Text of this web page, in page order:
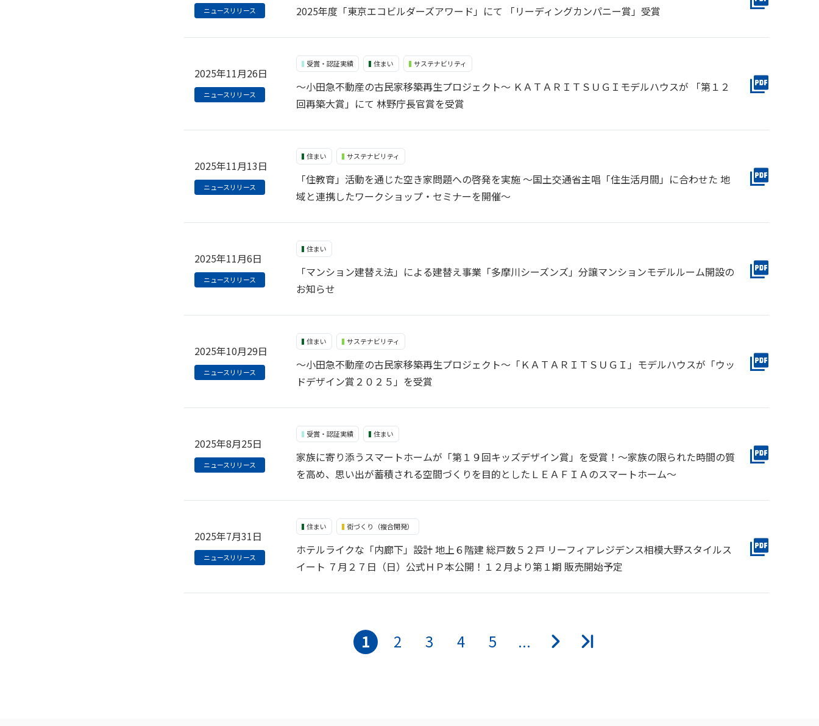
ニュースリリース 2025年度「東京エコビルダーズアワード」にて 「リーディングカンパニー賞」受賞
2025年11月26日
ニュースリリース
受賞・認証実績 住まい サステナビリティ
～小田急不動産の古民家移築再生プロジェクト～ ＫＡＴＡＲＩＴＳＵＧＩモデルハウスが 「第１２
回再築大賞」にて 林野庁長官賞を受賞
2025年11月13日
ニュースリリース
住まい サステナビリティ
「住教育」活動を通じた空き家問題への啓発を実施 ～国土交通省主唱「住生活月間」に合わせた 地
域と連携したワークショップ・セミナーを開催～
2025年11月6日
ニュースリリース
住まい
「マンション建替え法」による建替え事業「多摩川シーズンズ」分譲マンションモデルルーム開設の
お知らせ
2025年10月29日
ニュースリリース
住まい サステナビリティ
～小田急不動産の古民家移築再生プロジェクト～「ＫＡＴＡＲＩＴＳＵＧＩ」モデルハウスが「ウッ
ドデザイン賞２０２５」を受賞
2025年8月25日
ニュースリリース
受賞・認証実績 住まい
家族に寄り添うスマートホームが「第１９回キッズデザイン賞」を受賞！～家族の限られた時間の質
を高め、思い出が蓄積される空間づくりを目的としたＬＥＡＦＩＡのスマートホーム～
2025年7月31日
ニュースリリース
住まい 街づくり（複合開発）
ホテルライクな「内廊下」設計 地上６階建 総戸数５２戸 リーフィアレジデンス相模大野スタイルス
イート ７月２７日（日）公式ＨＰ本公開！１２月より第１期 販売開始予定
1 2 3 4 5 ...